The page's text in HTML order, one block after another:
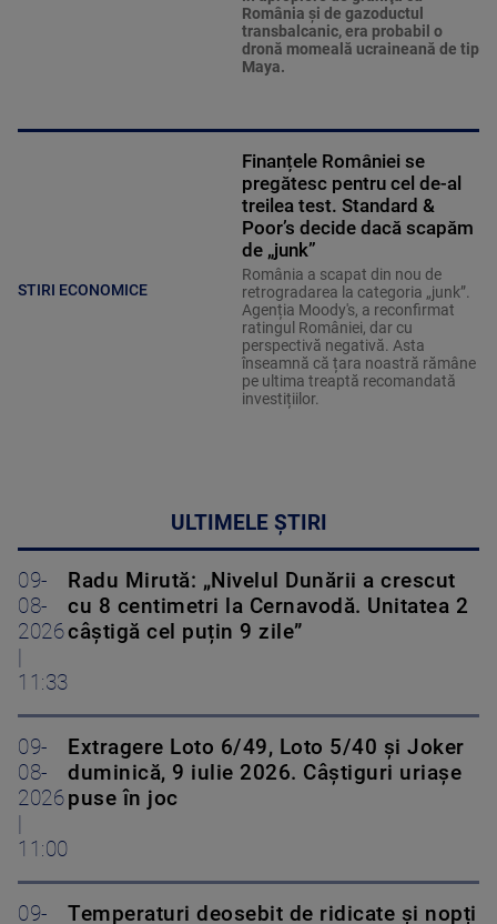
România şi de gazoductul
transbalcanic, era probabil o
dronă momeală ucraineană de tip
Maya.
STIRI ECONOMICE
Finanțele României se
pregătesc pentru cel de-al
treilea test. Standard &
Poor’s decide dacă scapăm
de „junk”
România a scapat din nou de
retrogradarea la categoria „junk”.
Agenția Moody's, a reconfirmat
ratingul României, dar cu
perspectivă negativă. Asta
înseamnă că țara noastră rămâne
pe ultima treaptă recomandată
investițiilor.
ULTIMELE ȘTIRI
09-
08-
2026
11:33
Radu Mirută: „Nivelul Dunării a crescut
cu 8 centimetri la Cernavodă. Unitatea 2
câștigă cel puțin 9 zile”
09-
08-
2026
11:00
Extragere Loto 6/49, Loto 5/40 și Joker
duminică, 9 iulie 2026. Câștiguri uriașe
puse în joc
09-
Temperaturi deosebit de ridicate și nopți